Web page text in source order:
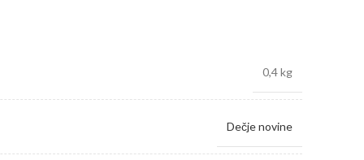
0,4 kg
Dečje novine